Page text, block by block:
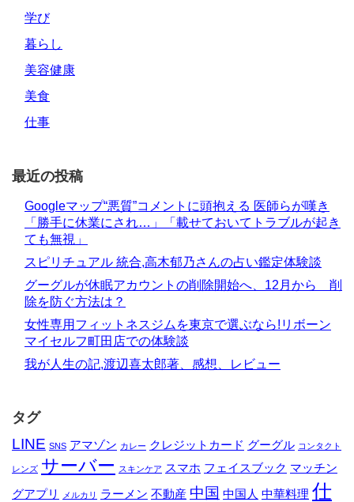
学び
暮らし
美容健康
美食
仕事
最近の投稿
Googleマップ“悪質”コメントに頭抱える 医師らが嘆き
「勝手に休業にされ…」「載せておいてトラブルが起き
ても無視」
スピリチュアル 統合,高木郁乃さんの占い鑑定体験談
グーグルが休眠アカウントの削除開始へ、12月から 削
除を防ぐ方法は？
女性専用フィットネスジムを東京で選ぶなら!リボーン
マイセルフ町田店での体験談
我が人生の記,渡辺喜太郎著、感想、レビュー
タグ
LINE SNS アマゾン カレー クレジットカード グーグル コンタクト
レンズ サーバー スキンケア スマホ フェイスブック マッチン
グアプリ
メルカリ ラーメン 不動産 中国 中国人 中華料理 仕